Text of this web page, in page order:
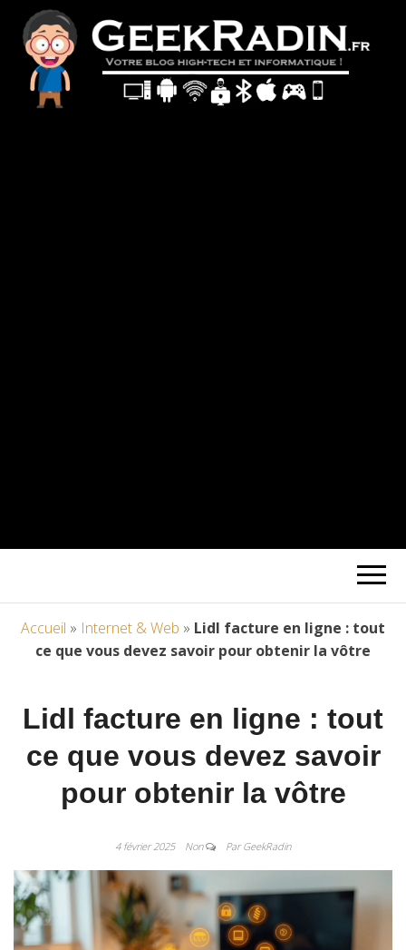
Accueil » Internet & Web » Lidl facture en ligne : tout
ce que vous devez savoir pour obtenir la vôtre
Lidl facture en ligne : tout
ce que vous devez savoir
pour obtenir la vôtre
4 février 2025 Non Par GeekRadin